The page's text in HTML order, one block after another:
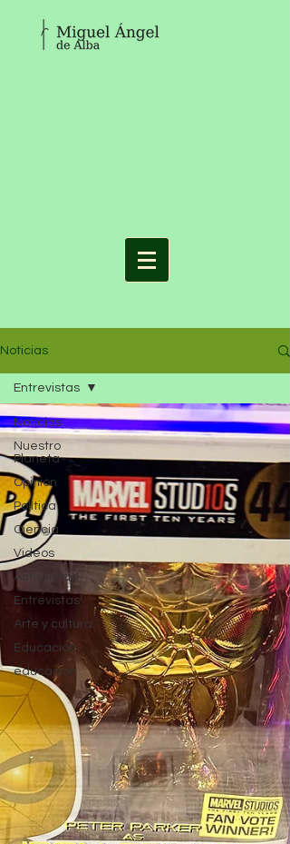
Noticias
Noticias
Nuestro
Planeta
Opinión
Política
Ciencia
Videos
Actualidad
Entrevistas
Arte y cultura
Educación
educación
Entrevistas